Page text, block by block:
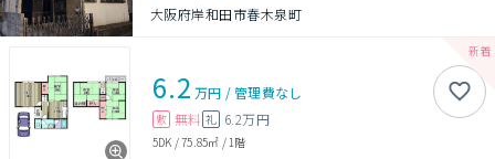
大阪府岸和田市春木泉町
6.2 万円 /管理費なし
敷 無料 礼 6.2万円
5DK /75.85㎡ / 1階